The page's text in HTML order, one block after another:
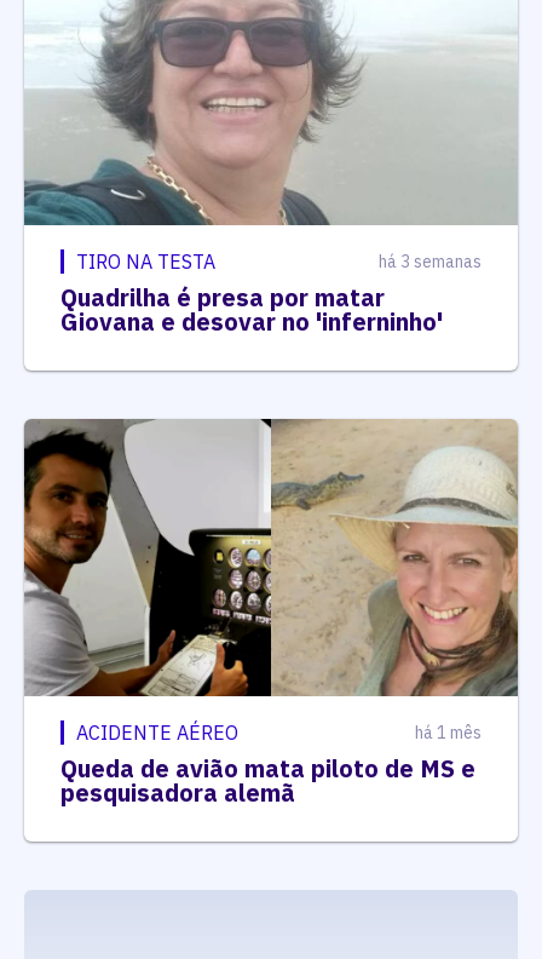
TIRO NA TESTA há 3 semanas
Quadrilha é presa por matar
Giovana e desovar no 'inferninho'
ACIDENTE AÉREO há 1 mês
Queda de avião mata piloto de MS e
pesquisadora alemã